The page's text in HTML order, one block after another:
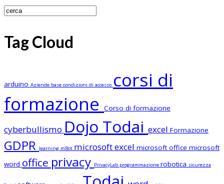
Tag Cloud
arduino Aziende base condizioni di accesso corsi di
formazione
Corso di formazione
cyberbullismo Dojo Todai excel Formazione
GDPR learning mBot microsoft excel microsoft office microsoft
word office privacy PrivacyLab programmazione robotica sicurezza